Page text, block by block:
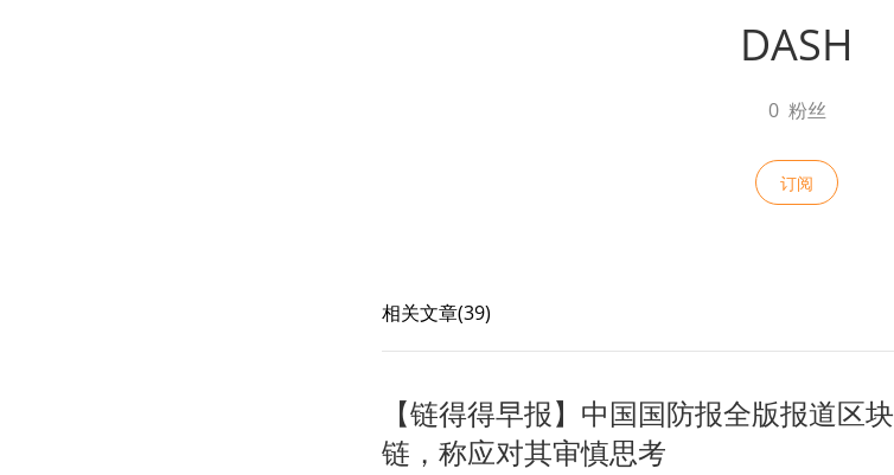
DASH
0粉丝
订阅
相关文章(39)
【链得得早报】中国国防报全版报道区块
链，称应对其审慎思考